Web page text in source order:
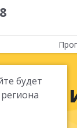
будет